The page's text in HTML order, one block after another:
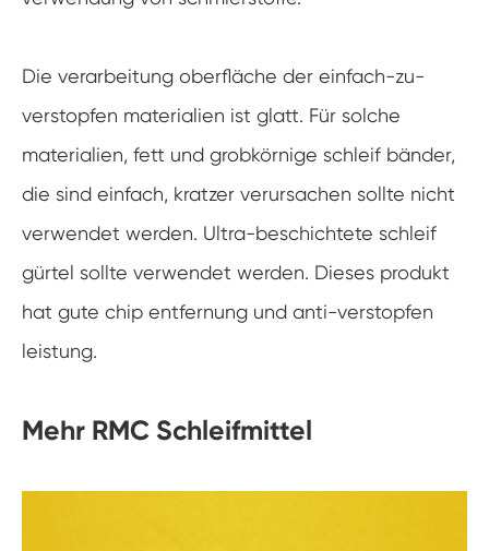
Die verarbeitung oberfläche der einfach-zu-
verstopfen materialien ist glatt. Für solche
materialien, fett und grobkörnige schleif bänder,
die sind einfach, kratzer verursachen sollte nicht
verwendet werden. Ultra-beschichtete schleif
gürtel sollte verwendet werden. Dieses produkt
hat gute chip entfernung und anti-verstopfen
leistung.
Mehr RMC Schleifmittel